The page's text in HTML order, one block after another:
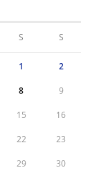
S S
1 2
8 9
15 16
22 23
29 30